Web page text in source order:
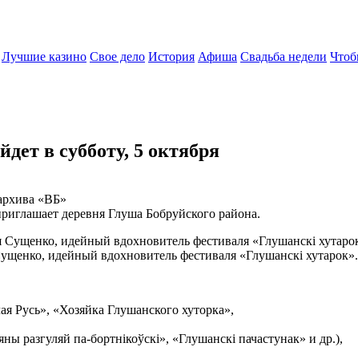
Лучшие казино Свое дело История Афиша Свадьба недели
в субботу, 5 октября
«ВБ»
деревня Глуша Бобруйского района.
идейный вдохновитель фестиваля «Глушанскі хутарок».
Русь», «Хозяйка Глушанского хуторка»,
разгуляй па-бортнікоўскі», «Глушанскі пачастунак» и др.),